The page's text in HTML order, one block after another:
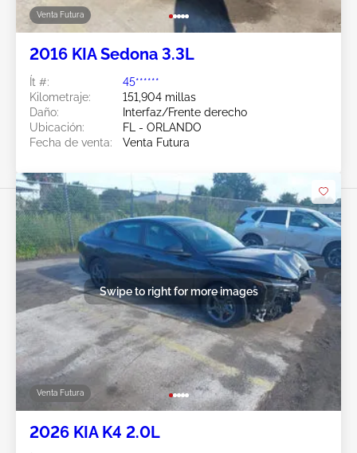
Venta Futura
2016 KIA Sedona 3.3L
Ít #:
45******
Kilometraje:
151,904 millas
Daño:
Interfaz/Frente derecho
Ubicación:
FL - ORLANDO
Fecha de venta:
Venta Futura
Venta Futura
Swipe to right for more images
2026 KIA K4 2.0L